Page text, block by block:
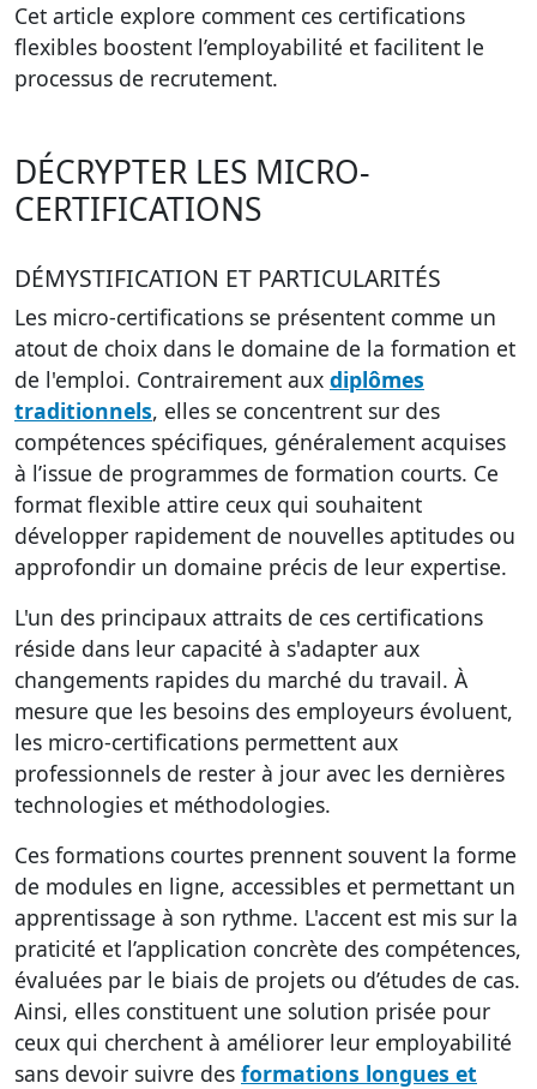
Cet article explore comment ces certifications
flexibles boostent l’employabilité et facilitent le
processus de recrutement.
DÉCRYPTER LES MICRO-
CERTIFICATIONS
DÉMYSTIFICATION ET PARTICULARITÉS
Les micro-certifications se présentent comme un
atout de choix dans le domaine de la formation et
de l'emploi. Contrairement aux diplômes
traditionnels, elles se concentrent sur des
compétences spécifiques, généralement acquises
à l’issue de programmes de formation courts. Ce
format flexible attire ceux qui souhaitent
développer rapidement de nouvelles aptitudes ou
approfondir un domaine précis de leur expertise.
L'un des principaux attraits de ces certifications
réside dans leur capacité à s'adapter aux
changements rapides du marché du travail. À
mesure que les besoins des employeurs évoluent,
les micro-certifications permettent aux
professionnels de rester à jour avec les dernières
technologies et méthodologies.
Ces formations courtes prennent souvent la forme
de modules en ligne, accessibles et permettant un
apprentissage à son rythme. L'accent est mis sur la
praticité et l’application concrète des compétences,
évaluées par le biais de projets ou d’études de cas.
Ainsi, elles constituent une solution prisée pour
ceux qui cherchent à améliorer leur employabilité
sans devoir suivre des formations longues et